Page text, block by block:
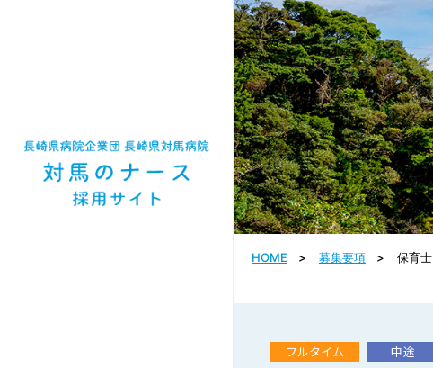
HOME 募集要項 保育士
フルタイム 中途